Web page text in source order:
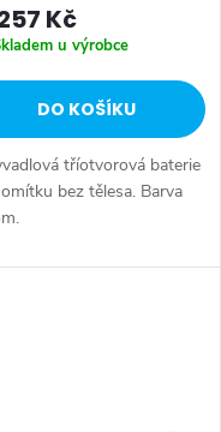
Kč
u výrobce
DO KOŠÍKU
tříotvorová baterie
bez tělesa. Barva